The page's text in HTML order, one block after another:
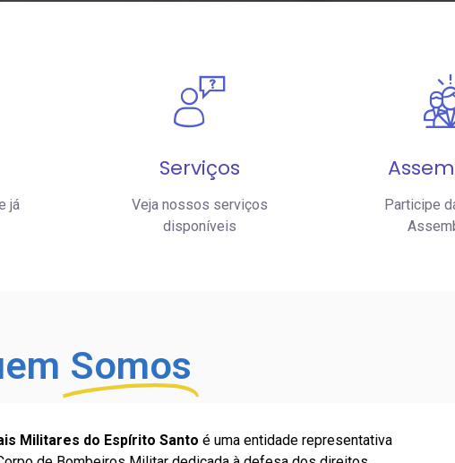
já
Serviços
Veja nossos serviços
disponíveis
Participe
Somos
Militares do Espírito Santo é uma entidade representativa